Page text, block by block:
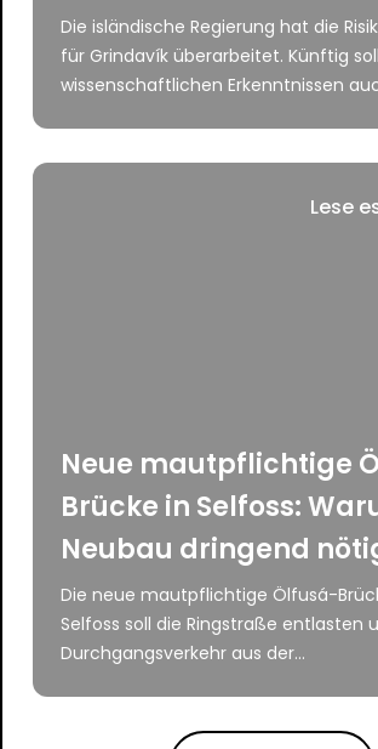
Die isländische Regierung hat die
für Grindavík überarbeitet. Künftig
wissenschaftlichen Erkenntnissen
Lese
Neue mautpflichtige
Brücke in Selfoss:
Neubau dringend
Die neue mautpflichtige Ölfusá-
Selfoss soll die Ringstraße entlasten
Durchgangsverkehr aus der...